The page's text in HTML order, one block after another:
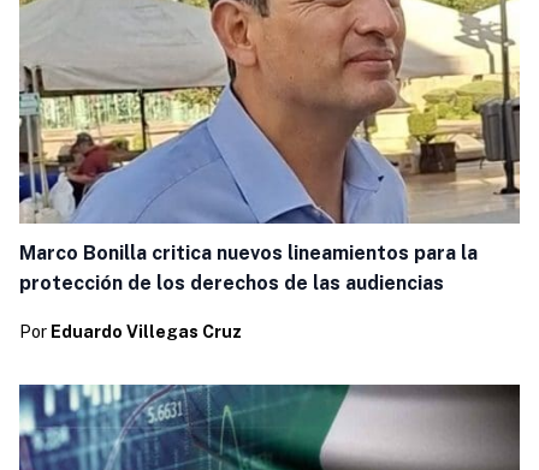
Marco Bonilla critica nuevos lineamientos para la
protección de los derechos de las audiencias
Por Eduardo Villegas Cruz